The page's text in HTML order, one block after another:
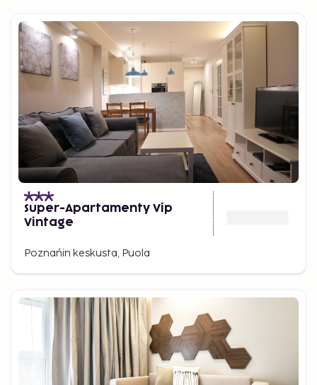
Super-Apartamenty Vip
Vintage
Poznańin keskusta, Puola